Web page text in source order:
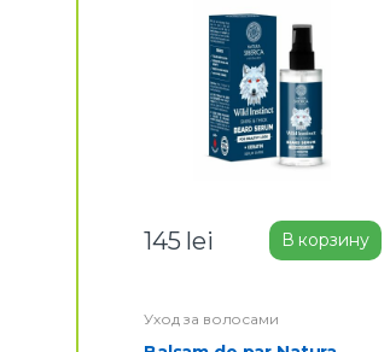
145 lei В корзину
Уход за волосами